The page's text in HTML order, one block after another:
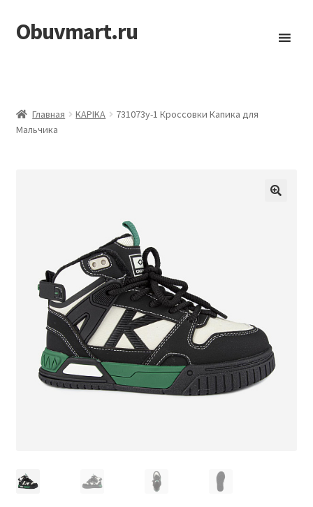
Перейти
к
Перейти
к
Obuvmart.ru
Главная KAPIKA
731073у-1 Кроссовки Капика для
Мальчика